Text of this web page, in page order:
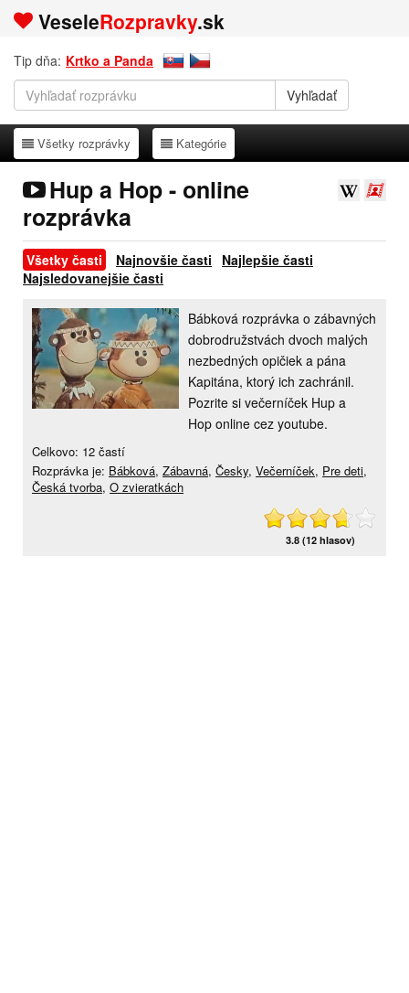
VeseleRozpravky.sk
Tip dňa: Krtko a Panda
Všetky rozprávky
Všetky rozprávky Kategórie
Kategórie
Hup a Hop - online
rozprávka
Všetky časti Najnovšie časti
Najlepšie časti
Najsledovanejšie časti
Bábková rozprávka o zábavných
dobrodružstvách dvoch malých
nezbedných opičiek a pána
Kapitána, ktorý ich zachránil.
Pozrite si večerníček Hup a
Hop online cez youtube.
Celkovo: 12 častí
Rozprávka je: Bábková, Zábavná, Česky, Večerníček, Pre deti,
Česká tvorba, O zvieratkách
3.8 (12 hlasov)